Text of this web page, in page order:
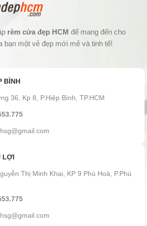
rèm cửa đẹp HCM để mang đến cho
bạn một vẻ đẹp mới mẻ và tinh tế!
BÌNH
36, Kp 8, P.Hiệp Bình, TP.HCM
LỢI
Thị Minh Khai, KP 9 Phú Hoà, P.Phú